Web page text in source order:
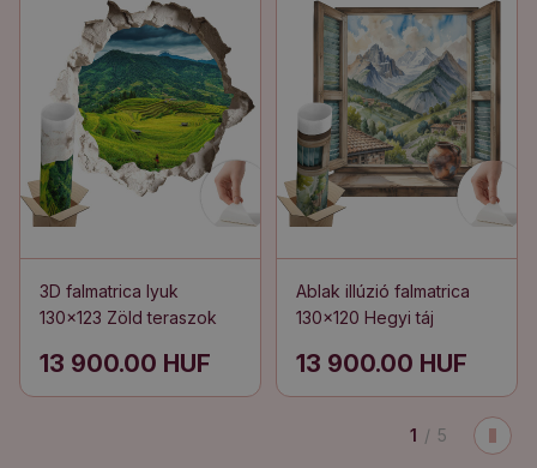
3D falmatrica lyuk
130x123 Zöld teraszok
13 900.00 HUF
Ablak illúzió falmatrica
130x120 Hegyi táj
13 900.00 HUF
1 / 5